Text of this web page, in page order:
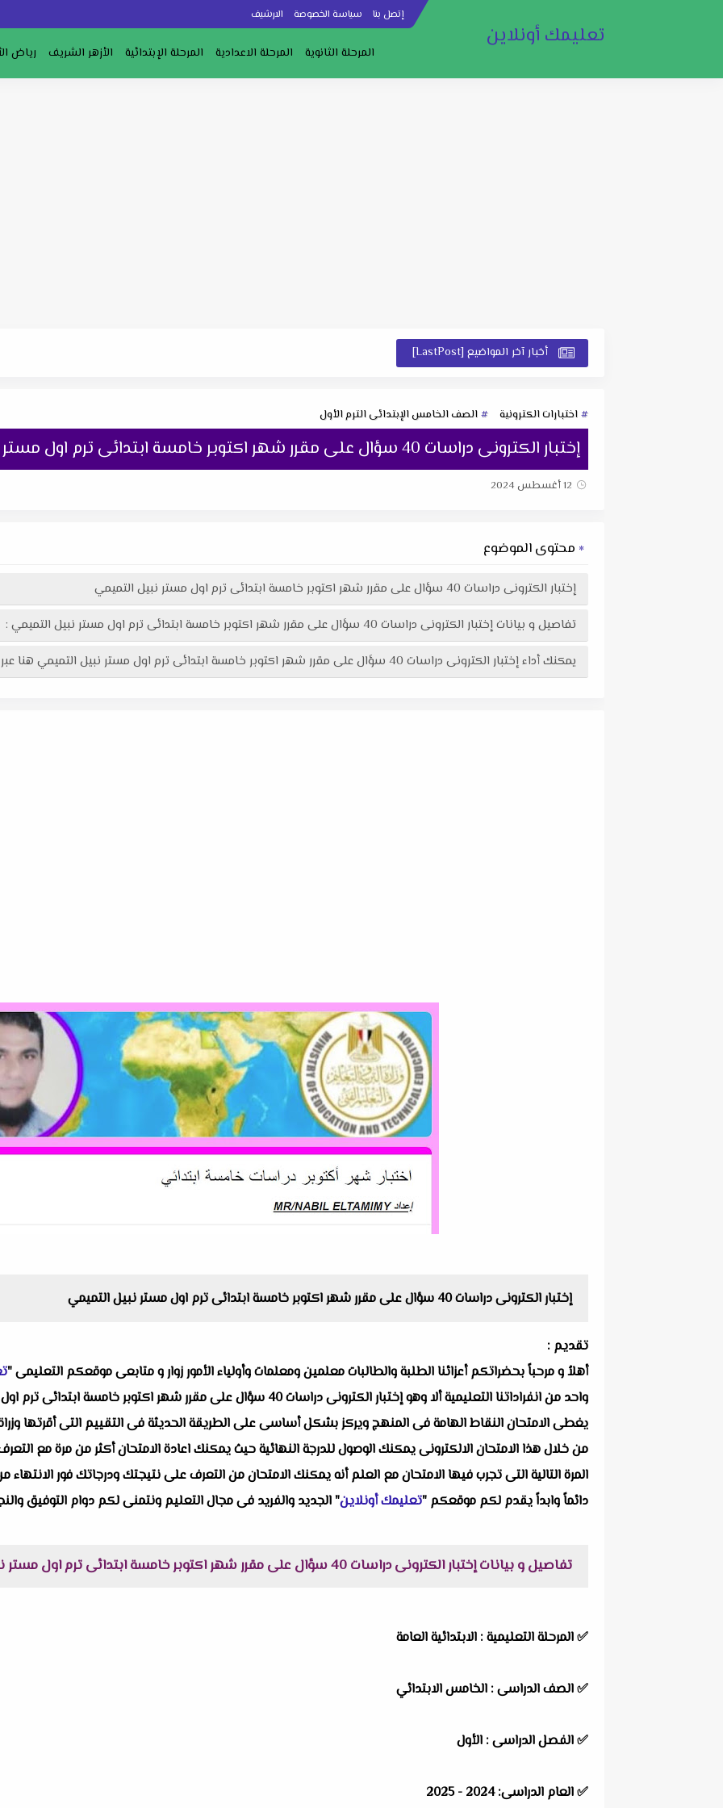
إتصل بنا سياسة الخصوصة الارشيف
تعليمك أونلاين
المرحلة الثانوية المرحلة الاعدادية المرحلة الإبتدائية الأزهر الشريف رياض
أخبار آخر المواضيع [LastPost]
اختبارات الكترونية الصف الخامس الإبتدائى الترم الأول
إختبار الكترونى دراسات 40 سؤال على مقرر شهر اكتوبر خامسة ابتدائى ترم اول مستر نبيل التميمي
12 أغسطس 2024
محتوى الموضوع
إختبار الكترونى دراسات 40 سؤال على مقرر شهر اكتوبر خامسة ابتدائى ترم اول مستر نبيل التميمي
تفاصيل و بيانات إختبار الكترونى دراسات 40 سؤال على مقرر شهر اكتوبر خامسة ابتدائى ترم اول مستر نبيل التميمي :
يمكنك أداء إختبار الكترونى دراسات 40 سؤال على مقرر شهر اكتوبر خامسة ابتدائى ترم اول مستر نبيل التميمي هنا عبر موقعنا "تعليمك أونلاين"
إختبار الكترونى دراسات 40 سؤال على مقرر شهر اكتوبر خامسة ابتدائى ترم اول مستر نبيل التميمي
تقديم :
أهلاُ و مرحباً بحضراتكم أعزائنا الطلبة والطالبات معلمين ومعلمات وأولياء الأمور زوار و متابعى موقعكم التعليمى "
واحد من انفراداتنا التعليمية ألا وهو إختبار الكترونى دراسات 40 سؤال على مقرر
يغطى الامتحان النقاط الهامة فى المنهج ويركز بشكل أساسى على الطريقة الحديثة فى التقييم التى أقرتها وزراة
من خلال هذا الامتحان الالكترونى يمكنك الوصول للدرجة النهائية حيث يمكنك اعادة الامتحان أكثر من مرة مع
المرة التالية التى تجرب فيها الامتحان مع العلم أنه يمكنك الامتحان من التعرف على نتيجتك ودرجاتك فور الانتهاء
دائماً وابداً يقدم لكم موقعكم "تعليمك أونلاين" الجديد والفريد فى مجال التعليم ونتمنى لكم دوام التوفيق
تفاصيل و بيانات إختبار الكترونى دراسات 40 سؤال على مقرر شهر اكتوبر خامسة ابتدائى ترم اول مستر نبيل التميمي :
✅ المرحلة التعليمية : الابتدائية العامة
✅ الصف الدراسى : الخامس الابتدائي
✅ الفصل الدراسى : الأول
✅ العام الدراسى: 2024 - 2025